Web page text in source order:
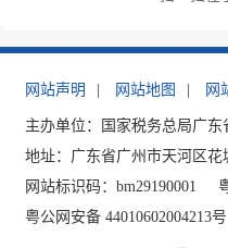
网站声明 网站地图 网
主办单位：国家税务总局广东
地址：广东省广州市天河区花
网站标识码：bm29190001
粤公网安备 44010602004213号